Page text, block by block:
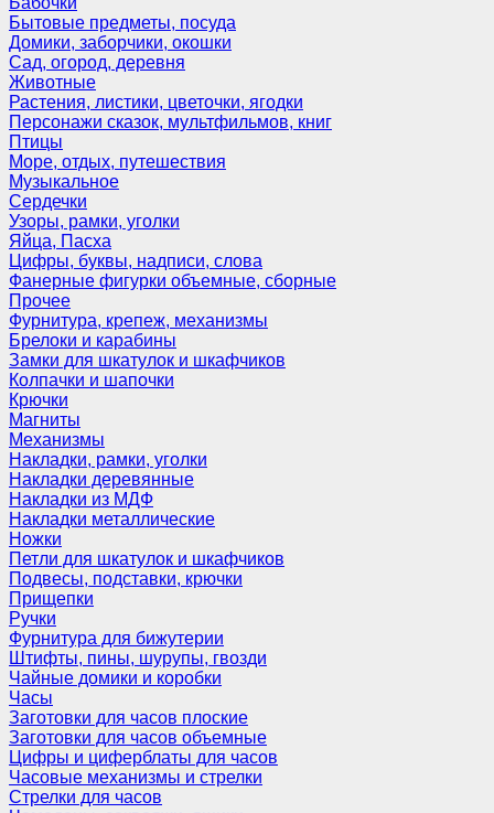
Бытовые предметы, посуда
Домики, заборчики, окошки
Сад, огород, деревня
Животные
Растения, листики, цветочки, ягодки
Персонажи сказок, мультфильмов, книг
Птицы
Море, отдых, путешествия
Музыкальное
Сердечки
Узоры, рамки, уголки
Яйца, Пасха
Цифры, буквы, надписи, слова
Фанерные фигурки объемные, сборные
Прочее
Фурнитура, крепеж, механизмы
Брелоки и карабины
Замки для шкатулок и шкафчиков
Колпачки и шапочки
Крючки
Магниты
Механизмы
Накладки, рамки, уголки
Накладки деревянные
Накладки из МДФ
Накладки металлические
Ножки
Петли для шкатулок и шкафчиков
Подвесы, подставки, крючки
Прищепки
Ручки
Фурнитура для бижутерии
Штифты, пины, шурупы, гвозди
Чайные домики и коробки
Часы
Заготовки для часов плоские
Заготовки для часов объемные
Цифры и циферблаты для часов
Часовые механизмы и стрелки
Стрелки для часов